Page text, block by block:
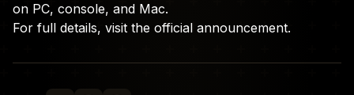
on PC, console, and Mac.
For full details, visit the official announcement.